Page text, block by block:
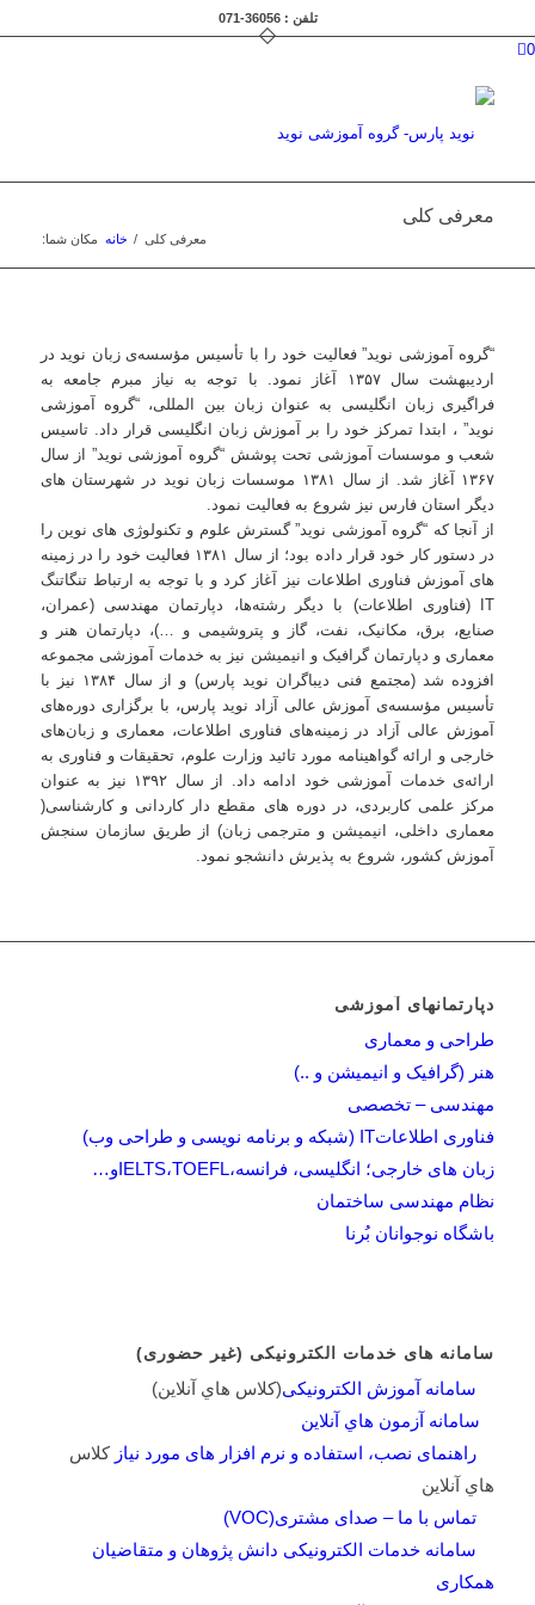
تلفن : 36056-071
0
معرفی کلی
مکان شما: خانه / معرفی کلی
“گروه آموزشی نوید” فعالیت خود را با تأسیس مؤسسه‌ی زبان نوید در
اردیبهشت سال ۱۳۵۷ آغاز نمود. با توجه به نیاز مبرم جامعه به
فراگیری زبان انگلیسی به عنوان زبان بین المللی، “گروه آموزشی
نوید” ، ابتدا تمرکز خود را بر آموزش زبان انگلیسی قرار داد. تاسیس
شعب و موسسات آموزشی تحت پوشش “گروه آموزشی نوید” از سال
۱۳۶۷ آغاز شد. از سال ۱۳۸۱ موسسات زبان نوید در شهرستان های
دیگر استان فارس نیز شروع به فعالیت نمود.
از آنجا که “گروه آموزشی نوید” گسترش علوم و تکنولوژی های نوین را
در دستور کار خود قرار داده بود؛ از سال ۱۳۸۱ فعالیت خود را در زمینه‌
های آموزش فناوری اطلاعات نیز آغاز کرد و با توجه به ارتباط تنگاتنگ
IT (فناوری اطلاعات) با دیگر رشته‌ها، دپارتمان مهندسی (عمران،
صنایع، برق، مکانیک، نفت، گاز و پتروشیمی و …)، دپارتمان هنر و
معماری و دپارتمان گرافیک و انیمیشن نیز به خدمات آموزشی مجموعه
افزوده شد (مجتمع فنی دیباگران نوید پارس) و از سال ۱۳۸۴ نیز با
تأسیس مؤسسه‌ی آموزش عالی آزاد نوید پارس، با برگزاری دوره‌های
آموزش عالی آزاد در زمینه‌های فناوری اطلاعات، معماری و زبان‌های
خارجی و ارائه گواهینامه مورد تائید وزارت علوم، تحقیقات و فناوری به
ارائه‌ی خدمات آموزشی خود ادامه داد. از سال ۱۳۹۲ نیز به عنوان
مرکز علمی کاربردی، در دوره های مقطع دار کاردانی و کارشناسی(
معماری داخلی، انیمیشن و مترجمی زبان) از طریق سازمان سنجش
آموزش کشور، شروع به پذیرش دانشجو نمود.
دپارتمانهای آموزشی
طراحی و معماری
هنر (گرافیک و انیمیشن و ..)
مهندسی – تخصصی
فناوری اطلاعاتIT (شبکه و برنامه نویسی و طراحی وب)
زبان های خارجی؛ انگلیسی، فرانسه،IELTS،TOEFLو…
نظام مهندسی ساختمان
باشگاه نوجوانان بُرنا
سامانه های خدمات الکترونیکی (غیر حضوری)
سامانه آموزش الکترونیکی(کلاس هاي آنلاين)
سامانه آزمون هاي آنلاين
راهنمای نصب، استفاده و نرم افزار های مورد نیاز کلاس
هاي آنلاين
تماس با ما – صدای مشتری(VOC)
سامانه خدمات الکترونیکی دانش پژوهان و متقاضیان
همکاری